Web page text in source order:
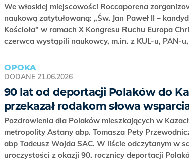
We włoskiej miejscowości Roccaporena
naukową zatytułowaną: „Św. Jan Paweł II –
Kościoła" w ramach X Kongresu Ruchu Europa
czerwca wystąpili naukowcy, m.in. z KUL-u, PAN-
OPOKA
DODANE 21.06.2026
90 lat od deportacji Polaków do
przekazał rodakom słowa
Pozdrowienia dla Polaków mieszkających w
metropolity Astany abp. Tomasza Pety
abp Tadeusz Wojda SAC. W liście odczytanym w
uroczystości z okazji 90. rocznicy deportacji